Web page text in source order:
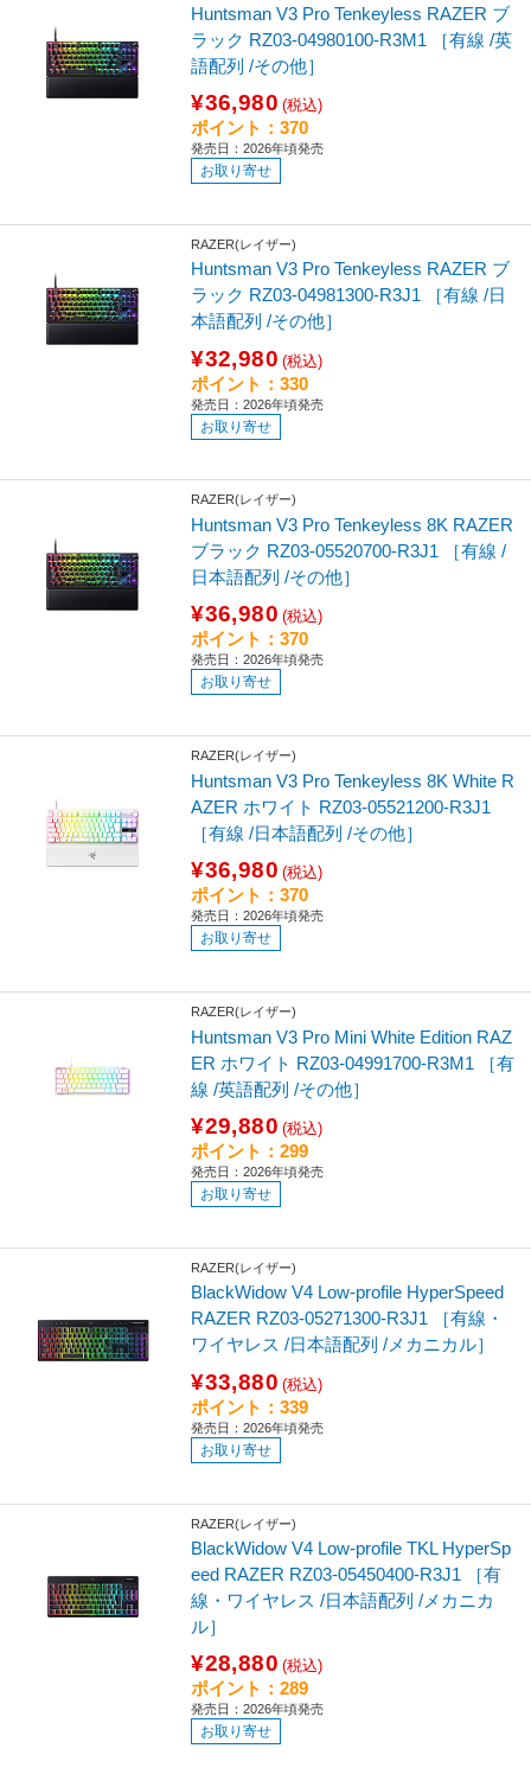
Huntsman V3 Pro Tenkeyless RAZER ブ
ラック RZ03-04980100-R3M1 ［有線 /英
語配列 /その他］
¥36,980 (税込)
ポイント：370
発売日：2026年頃発売
お取り寄せ
RAZER(レイザー)
Huntsman V3 Pro Tenkeyless RAZER ブ
ラック RZ03-04981300-R3J1 ［有線 /日
本語配列 /その他］
¥32,980 (税込)
ポイント：330
発売日：2026年頃発売
お取り寄せ
RAZER(レイザー)
Huntsman V3 Pro Tenkeyless 8K RAZER
ブラック RZ03-05520700-R3J1 ［有線 /
日本語配列 /その他］
¥36,980 (税込)
ポイント：370
発売日：2026年頃発売
お取り寄せ
RAZER(レイザー)
Huntsman V3 Pro Tenkeyless 8K White R
AZER ホワイト RZ03-05521200-R3J1
［有線 /日本語配列 /その他］
¥36,980 (税込)
ポイント：370
発売日：2026年頃発売
お取り寄せ
RAZER(レイザー)
Huntsman V3 Pro Mini White Edition RAZ
ER ホワイト RZ03-04991700-R3M1 ［有
線 /英語配列 /その他］
¥29,880 (税込)
ポイント：299
発売日：2026年頃発売
お取り寄せ
RAZER(レイザー)
BlackWidow V4 Low-profile HyperSpeed
RAZER RZ03-05271300-R3J1 ［有線・
ワイヤレス /日本語配列 /メカニカル］
¥33,880 (税込)
ポイント：339
発売日：2026年頃発売
お取り寄せ
RAZER(レイザー)
BlackWidow V4 Low-profile TKL HyperSp
eed RAZER RZ03-05450400-R3J1 ［有
線・ワイヤレス /日本語配列 /メカニカ
ル］
¥28,880 (税込)
ポイント：289
発売日：2026年頃発売
お取り寄せ